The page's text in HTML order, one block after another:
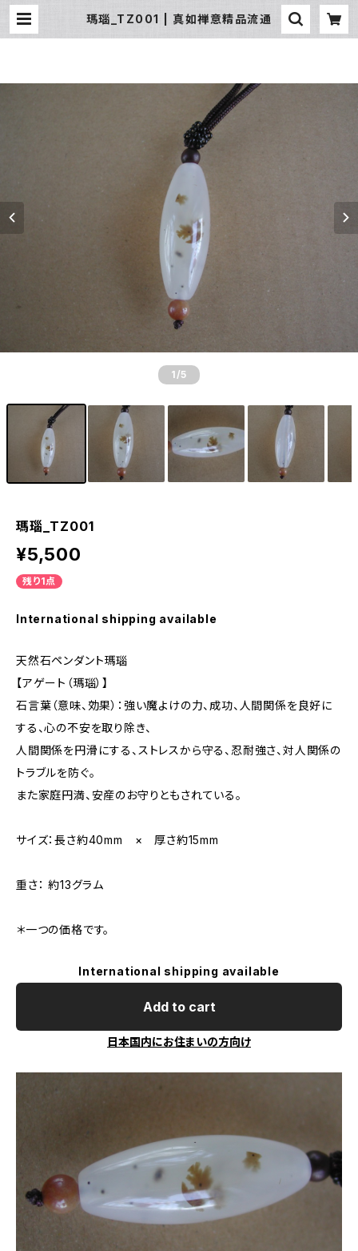
瑪瑙_TZ001 | 真如禅意精品流通
1 /5
瑪瑙_TZ001
¥5,500
残り1点
International shipping available
天然石ペンダント瑪瑙
【アゲート（瑪瑙）】
石言葉（意味、効果）：強い魔よけの力、成功、人間関係を良好に
する、心の不安を取り除き、
人間関係を円滑にする、ストレスから守る、忍耐強さ、対人関係の
トラブルを防ぐ。
また家庭円満、安産のお守りともされている。
サイズ：長さ約40mm × 厚さ約15mm
重さ： 約13グラム
＊一つの価格です。
International shipping available
Add to cart
日本国内にお住まいの方向け